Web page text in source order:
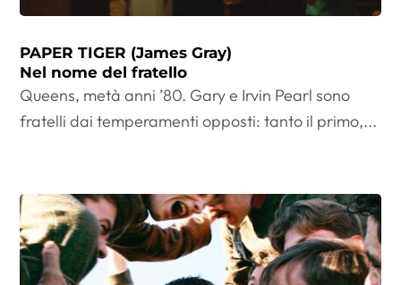
PAPER TIGER (James Gray)
Nel nome del fratello
Queens, metà anni ’80. Gary e Irvin Pearl sono
fratelli dai temperamenti opposti: tanto il primo,...